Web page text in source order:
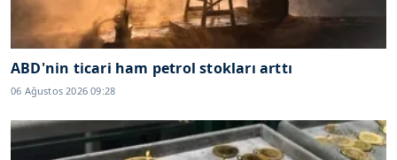
ABD'nin ticari ham petrol stokları arttı
06 Ağustos 2026 09:28